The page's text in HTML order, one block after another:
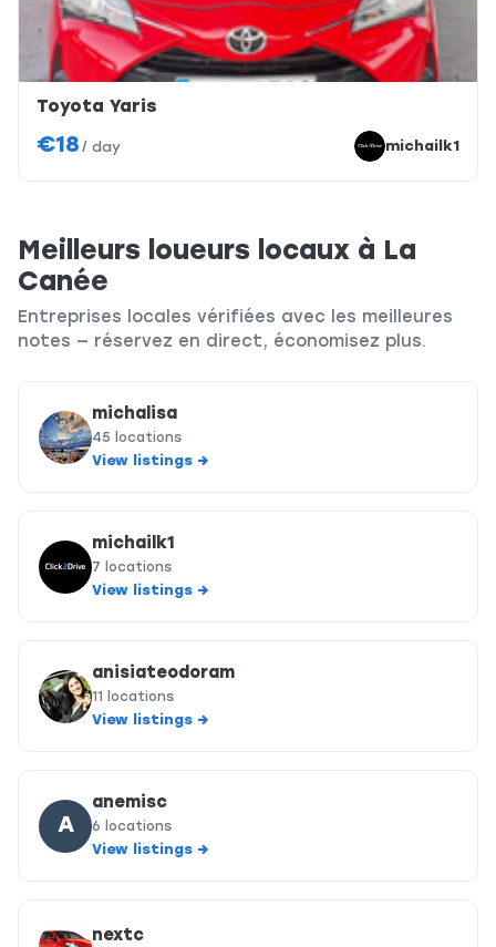
Toyota Yaris
€18 / day michailk1
Meilleurs loueurs locaux à La
Canée
Entreprises locales vérifiées avec les meilleures
notes — réservez en direct, économisez plus.
michalisa
45 locations
View listings →
michailk1
7 locations
View listings →
anisiateodoram
11 locations
View listings →
A
anemisc
6 locations
View listings →
nextc